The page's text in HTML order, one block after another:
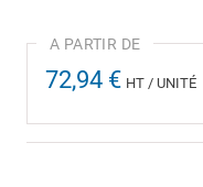
72,94 € HT / UNITÉ